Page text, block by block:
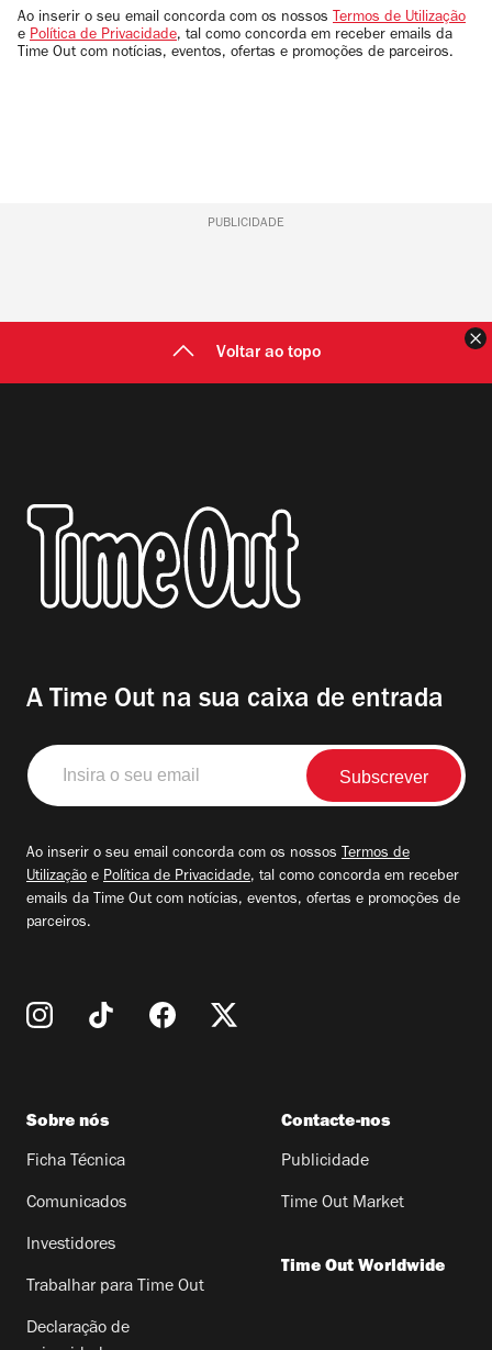
email
Ao inserir o seu email concorda com os nossos Termos de Utilização
e Política de Privacidade, tal como concorda em receber emails da
Time Out com notícias, eventos, ofertas e promoções de parceiros.
PUBLICIDADE
Voltar ao topo
A Time Out na sua caixa de entrada
Insira
o
seu
Ao inserir o seu email concorda com os nossos Termos de
Utilização e Política de Privacidade, tal como concorda em receber
emails da Time Out com notícias, eventos, ofertas e promoções de
parceiros.
Sobre nós
Ficha Técnica
Comunicados
Investidores
Trabalhar para Time Out
Declaração de
Contacte-nos
Publicidade
Time Out Market
Time Out Worldwide